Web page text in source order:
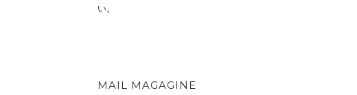
い。
MAIL MAGAGINE